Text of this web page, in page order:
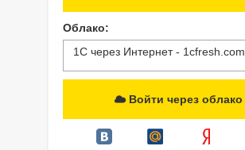
Облако:
1С через Интернет - 1cfresh.com
Войти через облако